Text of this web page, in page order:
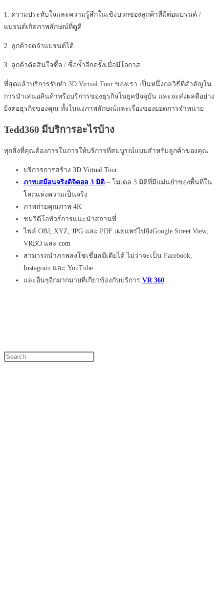
1. ความประทับใจและความรู้สึกในเชิงบวกของลูกค้าที่มีต่อแบรนด์ /
แบรนด์เกิดภาพลักษณ์ที่ดูดี
2. ลูกค้าจดจำแบรนด์ได้
3. ลูกค้าตัดสินใจซื้อ / ซื้อซ้ำอีกครั้งเมื่อมีโอกาส
ที่สุดแล้วบริการรับทำ 3D Virtual Tour ของเรา เป็นหนึ่งกลวิธีที่สำคัญใน
การนำเสนอสินค้าหรือบริการของธุรกิจในยุคปัจจุบัน และจะส่งผลดีอย่าง
ยิ่งต่อธุรกิจของคุณ ทั้งในแง่ภาพลักษณ์และเรื่องของยอดการจำหน่าย
Tedd360 มีบริการอะไรบ้าง
ทุกสิ่งที่คุณต้องการในการให้บริการที่สมบูรณ์แบบสำหรับลูกค้าของคุณ
บริการการสร้าง 3D Virtual Tour
ภาพเสมือนจริงดิจิตอล 3 มิติ – โมเดล 3 มิติที่มีแม่นยำของพื้นที่ใน
โลกแห่งความเป็นจริง
ภาพถ่ายคุณภาพ 4K
ชมวิดีโอทัวร์การแนะนำสถานที่
ไฟล์ OBJ, XYZ, JPG และ PDF เผยแพร่ไปยังGoogle Street View,
VRBO และ com
สามารถนำภาพลงโซเชี่ยลมีเดียได้ ไม่ว่าจะเป็น Facebook,
Instagram และ YouTube
และอื่นๆอีกมากมายที่เกี่ยวข้องกับบริการ VR 360